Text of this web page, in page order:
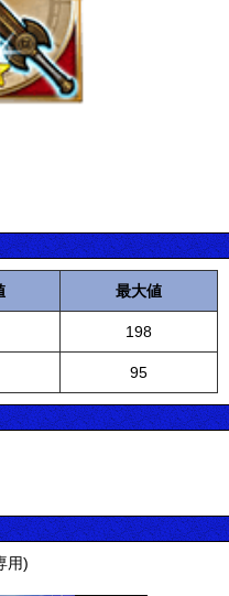
最大値
198
95
用)